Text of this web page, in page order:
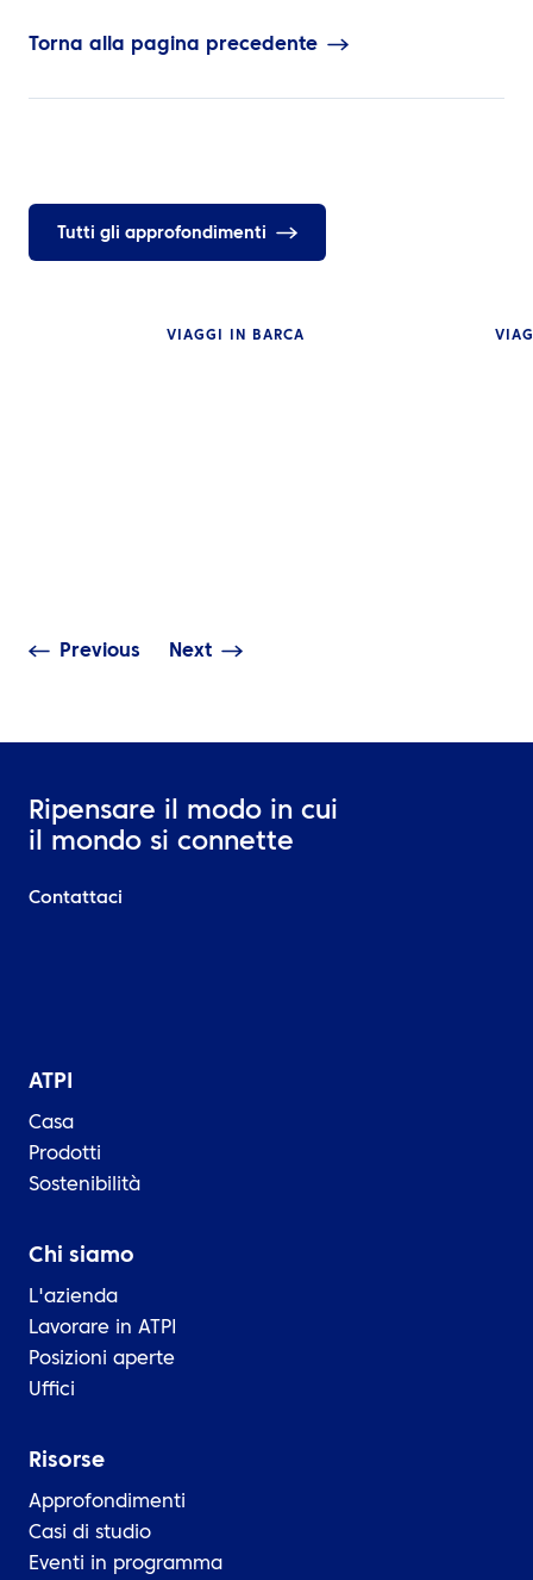
Torna alla pagina precedente
Tutti gli approfondimenti
VIAGGI IN BARCA
Previous Next
Ripensare il modo in cui
il mondo si connette
Contattaci
ATPI
Casa
Prodotti
Sostenibilità
Chi siamo
L'azienda
Lavorare in ATPI
Posizioni aperte
Uffici
Risorse
Approfondimenti
Casi di studio
Eventi in programma